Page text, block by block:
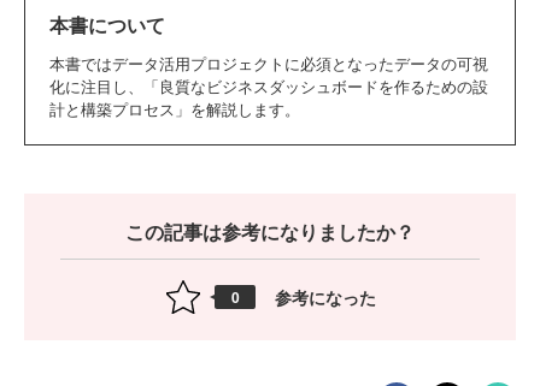
本書について
本書ではデータ活用プロジェクトに必須となったデータの可視
化に注目し、「良質なビジネスダッシュボードを作るための設
計と構築プロセス」を解説します。
この記事は参考になりましたか？
0 参考になった